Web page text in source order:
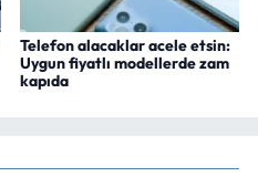
Telefon alacaklar acele etsin:
Uygun fiyatlı modellerde zam
kapıda